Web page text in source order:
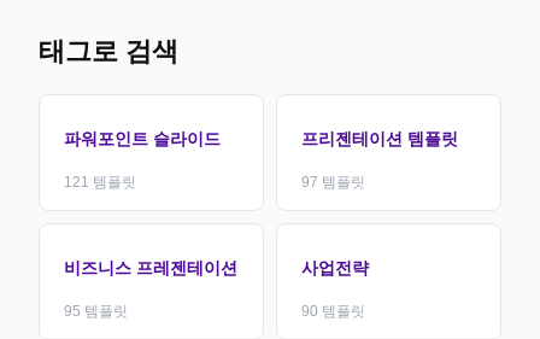
태그로 검색
파워포인트 슬라이드
121 템플릿
프리젠테이션 템플릿
97 템플릿
비즈니스 프레젠테이션
95 템플릿
사업전략
90 템플릿